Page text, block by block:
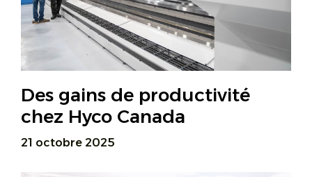
Des gains de productivité
chez Hyco Canada
21 octobre 2025